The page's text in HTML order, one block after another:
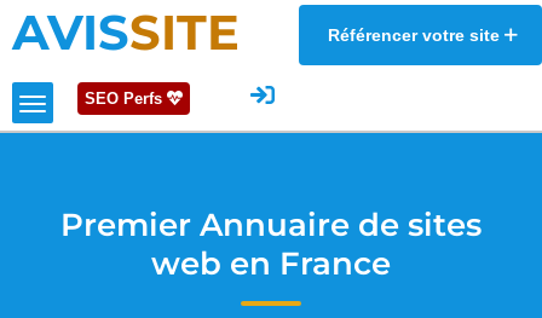
AVISSITE Référencer votre site
SEO Perfs
Premier Annuaire de sites
web en France